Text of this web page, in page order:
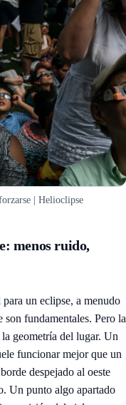
| Helioclipse
menos ruido,
un eclipse, a menudo
son fundamentales. Pero la
geometría del lugar. Un
funcionar mejor que un
despejado al oeste
Un punto algo apartado